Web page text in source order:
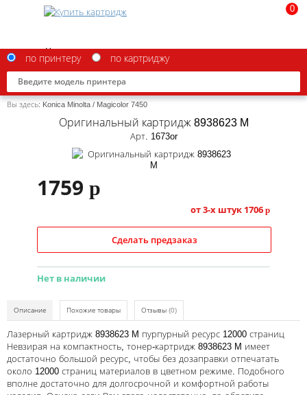
Canon
IBM
Kodak
Konica Minolta
Kyocera
Lexmark
по принтеру по картриджу
0
Вы здесь: Konica Minolta / Magicolor 7450
Оригинальный картридж 8938623 M
Арт. 1673or
1759 p
от 3-х штук 1706 p
Сделать предзаказ
Нет в наличии
Описание Похожие товары Отзывы (0)
Лазерный картридж 8938623 M пурпурный ресурс 12000 страниц
Невзирая на компактность, тонер-картридж 8938623 M имеет
достаточно большой ресурс, чтобы без дозаправки отпечатать
около 12000 страниц материалов в цветном режиме. Подобного
вполне достаточно для долгосрочной и комфортной работы